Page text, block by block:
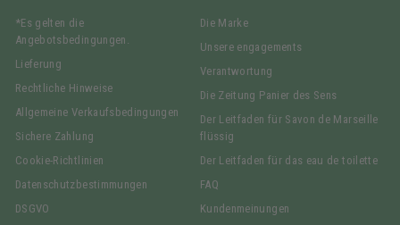
*Es gelten die
Angebotsbedingungen.
Lieferung
Rechtliche Hinweise
Allgemeine Verkaufsbedingungen
Sichere Zahlung
Cookie-Richtlinien
Datenschutzbestimmungen
DSGVO
Die Marke
Unsere engagements
Verantwortung
Die Zeitung Panier des Sens
Der Leitfaden für Savon de Marseille
flüssig
Der Leitfaden für das eau de toilette
FAQ
Kundenmeinungen